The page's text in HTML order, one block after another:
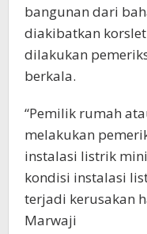
bangunan dari
diakibatkan
dilakukan
berkala.
“Pemilik rumah
melakukan
instalasi listrik
kondisi instalasi
terjadi kerusakan
Marwaji